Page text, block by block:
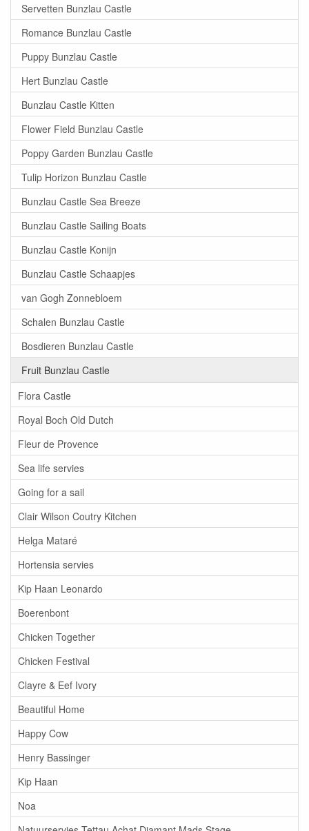
Servetten Bunzlau Castle
Romance Bunzlau Castle
Puppy Bunzlau Castle
Hert Bunzlau Castle
Bunzlau Castle Kitten
Flower Field Bunzlau Castle
Poppy Garden Bunzlau Castle
Tulip Horizon Bunzlau Castle
Bunzlau Castle Sea Breeze
Bunzlau Castle Sailing Boats
Bunzlau Castle Konijn
Bunzlau Castle Schaapjes
van Gogh Zonnebloem
Schalen Bunzlau Castle
Bosdieren Bunzlau Castle
Fruit Bunzlau Castle
Flora Castle
Royal Boch Old Dutch
Fleur de Provence
Sea life servies
Going for a sail
Clair Wilson Coutry Kitchen
Helga Mataré
Hortensia servies
Kip Haan Leonardo
Boerenbont
Chicken Together
Chicken Festival
Clayre & Eef Ivory
Beautiful Home
Happy Cow
Henry Bassinger
Kip Haan
Noa